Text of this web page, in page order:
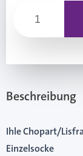
Beschreibung
Ihle Chopart/
Einzelsocke